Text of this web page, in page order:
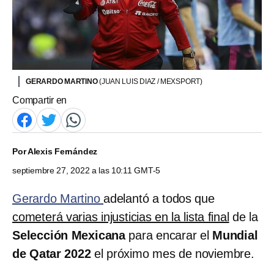
GERARDO MARTINO(JUAN LUIS DIAZ / MEXSPORT)
Compartir en
PorAlexis Fernández
septiembre 27, 2022 a las 10:11 GMT-5
Gerardo Martinoadelantó a todos que
cometerá varias injusticias en la lista final de la
Selección Mexicanapara encarar el Mundial
de Qatar 2022el próximo mes de noviembre.